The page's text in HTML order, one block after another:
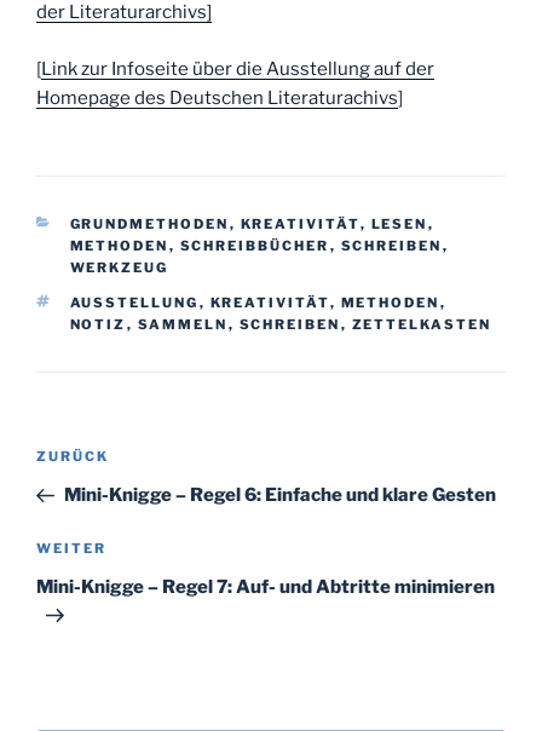
der Literaturarchivs]
[Link zur Infoseite über die Ausstellung auf der
Homepage des Deutschen Literaturachivs]
KATEGORIEN
GRUNDMETHODEN , KREATIVITÄT, LESEN ,
METHODEN , SCHREIBBÜCHER , SCHREIBEN ,
WERKZEUG
SCHLAGWÖRTER
AUSSTELLUNG , KREATIVITÄT, METHODEN ,
NOTIZ , SAMMELN , SCHREIBEN , ZETTELKASTEN
Beitragsnavigation
Vorheriger
Beitrag
ZURÜCK
Mini-Knigge – Regel 6: Einfache und klare Gesten
Nächster
Beitrag
WEITER
Mini-Knigge – Regel 7: Auf- und Abtritte minimieren